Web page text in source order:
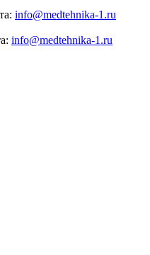
info@medtehnika-1.ru
info@medtehnika-1.ru